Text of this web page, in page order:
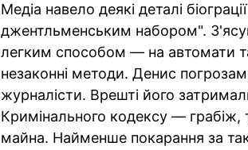
Медіа навело деякі деталі
джентльменським набором".
легким способом — на автомати
незаконні методи. Денис
журналісти. Врешті його
Кримінального кодексу — грабіж,
майна. Найменше покарання за